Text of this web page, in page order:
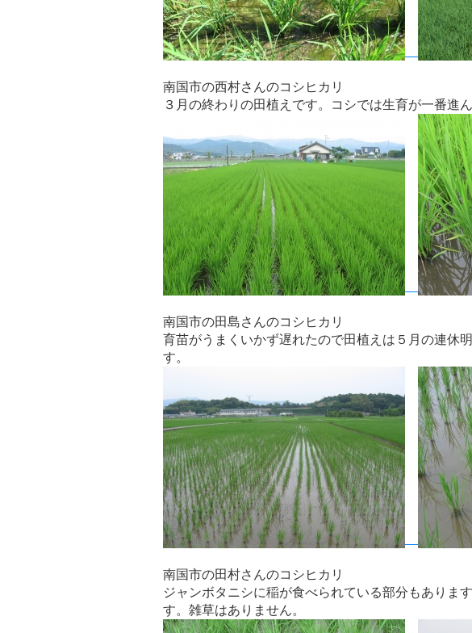
南国市の西村さんのコシヒカリ
３月の終わりの田植えです。コシでは生育が一番進
南国市の田島さんのコシヒカリ
育苗がうまくいかず遅れたので田植えは５月の連休
す。
南国市の田村さんのコシヒカリ
ジャンボタニシに稲が食べられている部分もありま
す。雑草はありません。